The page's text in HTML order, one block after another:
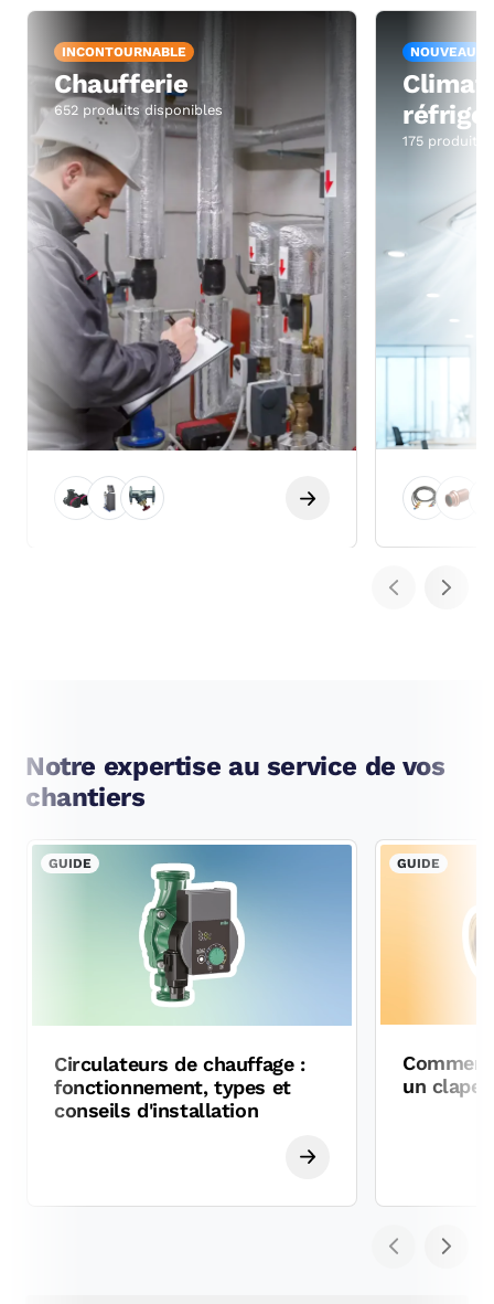
INCONTOURNABLE
Chaufferie
652 produits disponibles
NOUVEAU
175 produits
Notre expertise au service de vos
chantiers
GUIDE
Circulateurs de chauffage :
fonctionnement, types et
conseils d'installation
GUIDE
un